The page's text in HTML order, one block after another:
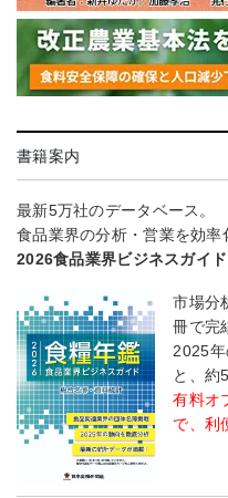
書籍案内
最新5万社のデータベース。
食品業界の分析・営業を効率
2026食品業界ビジネスガイド
市場分
冊で完
2025
と、約
有料オ
で、利